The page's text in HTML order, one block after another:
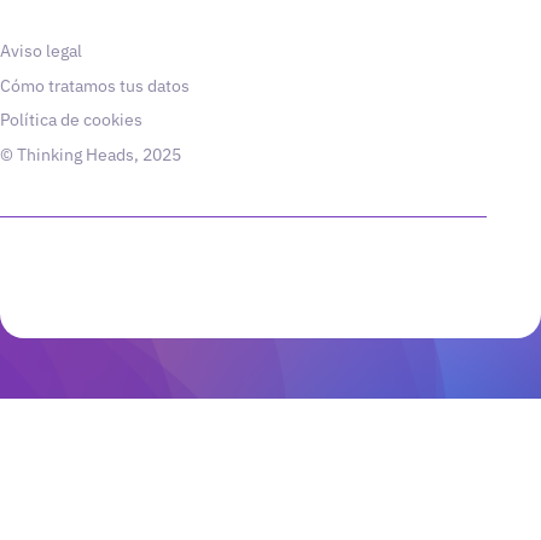
Aviso legal
Cómo tratamos tus datos
Política de cookies
© Thinking Heads, 2025